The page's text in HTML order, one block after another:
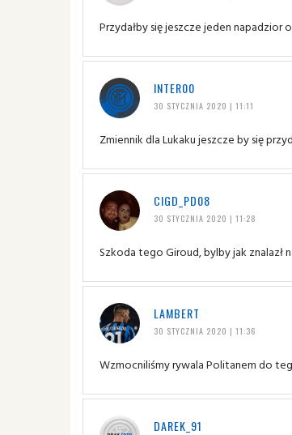
Przydałby się jeszcze jeden
INTER00
30 STYCZNIA 2020 | 11:11
Zmiennik dla Lukaku jeszcze by się
CIGD_PD08
30 STYCZNIA 2020 | 11:28
Szkoda tego Giroud, bylby jak znalazł
LAMBERT
30 STYCZNIA 2020 | 11:36
Wzmocniliśmy rywala Politanem do
DAREK_91